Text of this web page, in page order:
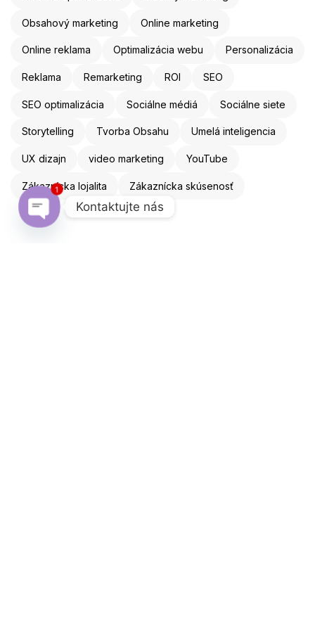
Obsahový marketing Online marketing
Online reklama Optimalizácia webu Personalizácia
Reklama Remarketing ROI SEO
SEO optimalizácia Sociálne médiá Sociálne siete
Storytelling Tvorba Obsahu Umelá inteligencia
UX dizajn video marketing YouTube
Zákaznícka lojalita Zákaznícka skúsenosť
Kontaktujte nás
1